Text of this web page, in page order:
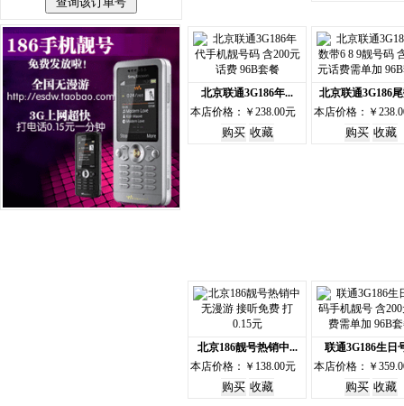
北京联通3G186年...
本店价格：￥238.00元
北京联通3G186
本店价格：￥
北京186靓号热销中...
本店价格：￥138.00元
联通3G186生日
本店价格：￥